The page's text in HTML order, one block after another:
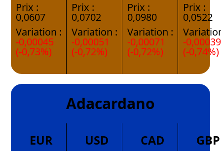
Prix :
0,0607
Variation :
-0,00045
(-0,73%)
Prix :
0,0702
Variation :
-0,00051
(-0,72%)
Prix :
0,0980
Variation :
-0,00071
(-0,72%)
Prix :
0,0522
-0,00039
(-0,74%)
Adacardano
EUR USD CAD GBP